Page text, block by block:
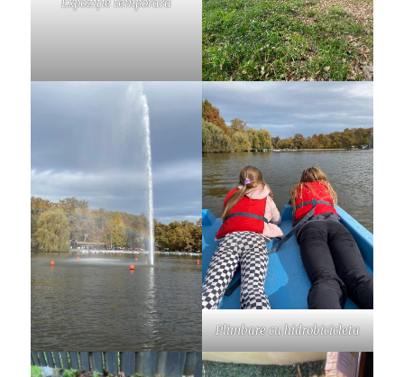
Expoziție temporară
Plimbare cu hidrobicicleta